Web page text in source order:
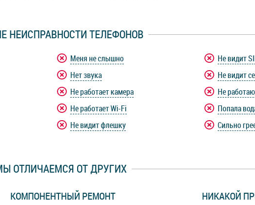
НЕИСПРАВНОСТИ ТЕЛЕФОНОВ
Меня не слышно
Нет звука
Не работает камера
Не работает Wi-Fi
Не видит флешку
Не видит
Не видит
Не
Попала
Сильно
ОТЛИЧАЕМСЯ ОТ ДРУГИХ
КОМПОНЕНТНЫЙ РЕМОНТ НИКАКОЙ